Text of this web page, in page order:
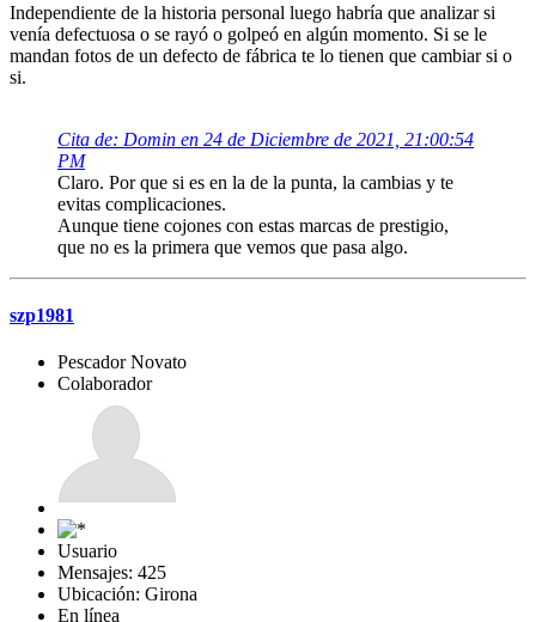
Independiente de la historia personal luego habría que analizar si
venía defectuosa o se rayó o golpeó en algún momento. Si se le
mandan fotos de un defecto de fábrica te lo tienen que cambiar si o
si.
Cita de: Domin en 24 de Diciembre de 2021, 21:00:54
PM
Claro. Por que si es en la de la punta, la cambias y te
evitas complicaciones.
Aunque tiene cojones con estas marcas de prestigio,
que no es la primera que vemos que pasa algo.
szp1981
Pescador Novato
Colaborador
Usuario
Mensajes: 425
Ubicación: Girona
En línea